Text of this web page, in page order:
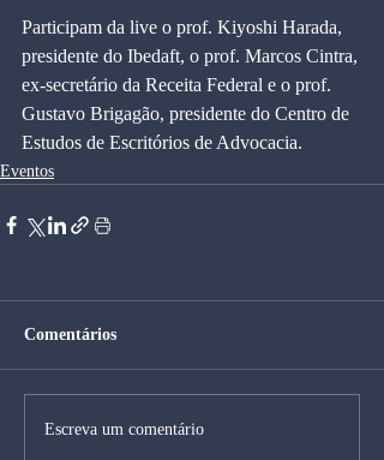
Participam da live o prof. Kiyoshi Harada,
presidente do Ibedaft, o prof. Marcos Cintra,
ex-secretário da Receita Federal e o prof.
Gustavo Brigagão, presidente do Centro de
Estudos de Escritórios de Advocacia.
Eventos
Comentários
Escreva um comentário